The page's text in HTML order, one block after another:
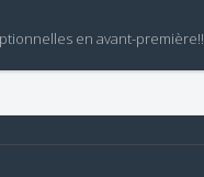
en avant-première!!